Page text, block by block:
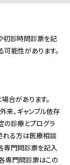
初診時問診票を記
可能性があります。
合があります。
、ギャンブル依存
の診療とプログラ
れる方は医療相談
専門問診票を記入
各専門問診票はこの